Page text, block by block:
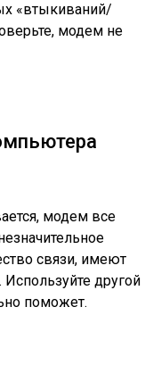
«втыкиваний/
модем не
модем все
связи, имеют
другой
поможет.